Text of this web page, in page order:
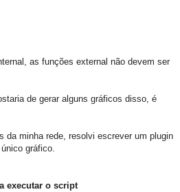
as funções external não devem ser
de gerar alguns gráficos disso, é
da minha rede, resolvi escrever um plugin
gráfico.
executar o script